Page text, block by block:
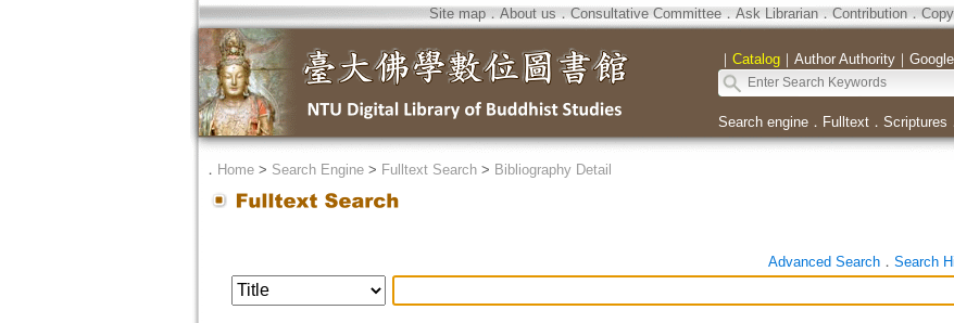
Site map．About us ． Consultative Committee． Ask Librarian． Contribution．
｜ Catalog｜ Author Authority｜ Google
Search engine． Fulltext． Scriptures
． Home> Search Engine> Fulltext Search> Bibliography Detail
Advanced Search． Search